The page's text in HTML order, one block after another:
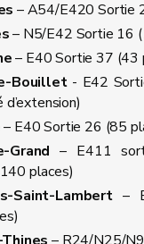
– A54/E420 Sortie
– N5/E42 Sortie 16
– E40 Sortie 37 (43
Bouillet - E42
– E40 Sortie 26 (85
Grand – E411
places)
Saint-Lambert–